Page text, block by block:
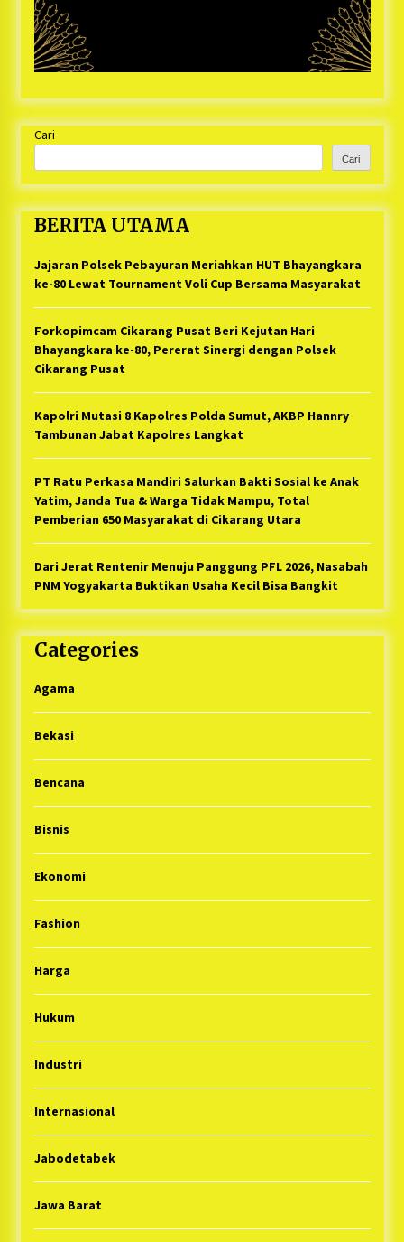
Cari
Cari
BERITA UTAMA
Jajaran Polsek Pebayuran Meriahkan HUT Bhayangkara
ke-80 Lewat Tournament Voli Cup Bersama Masyarakat
Forkopimcam Cikarang Pusat Beri Kejutan Hari
Bhayangkara ke-80, Pererat Sinergi dengan Polsek
Cikarang Pusat
Kapolri Mutasi 8 Kapolres Polda Sumut, AKBP Hannry
Tambunan Jabat Kapolres Langkat
PT Ratu Perkasa Mandiri Salurkan Bakti Sosial ke Anak
Yatim, Janda Tua & Warga Tidak Mampu, Total
Pemberian 650 Masyarakat di Cikarang Utara
Dari Jerat Rentenir Menuju Panggung PFL 2026, Nasabah
PNM Yogyakarta Buktikan Usaha Kecil Bisa Bangkit
Categories
Agama
Bekasi
Bencana
Bisnis
Ekonomi
Fashion
Harga
Hukum
Industri
Internasional
Jabodetabek
Jawa Barat